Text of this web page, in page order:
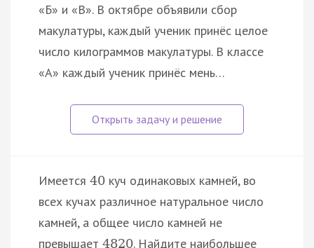
«Б» и «В». В октябре объявили сбор
макулатуры, каждый ученик принёс целое
число килограммов макулатуры. В классе
«А» каждый ученик принёс мень…
Имеется 40 куч одинаковых камней, во
всех кучах различное натуральное число
камней, а общее число камней не
превышает 4820. Найдите наибольшее